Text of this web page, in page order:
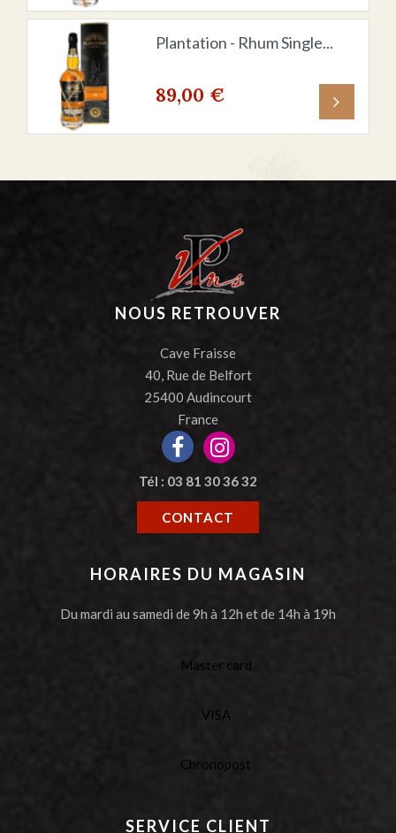
Plantation - Rhum Single...
Prix
89,00 €
NOUS RETROUVER
Cave Fraisse
40, Rue de Belfort
25400 Audincourt
France
Tél : 03 81 30 36 32
CONTACT
HORAIRES DU MAGASIN
Du mardi au samedi de 9h à 12h et de 14h à 19h
Master card
VISA
Chronopost
SERVICE CLIENT